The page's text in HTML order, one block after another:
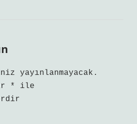
yayınlanmayacak.
*
ile